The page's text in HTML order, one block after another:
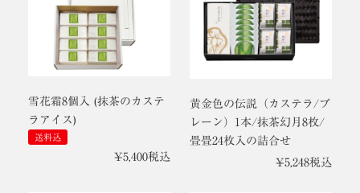
雪花霜8個入 (抹茶のカステ
ラアイス)
送料込
¥5,400税込
黄金色の伝説（カステラ/プ
レーン）1本/抹茶幻月8枚/
畳畳24枚入の詰合せ
¥5,248税込